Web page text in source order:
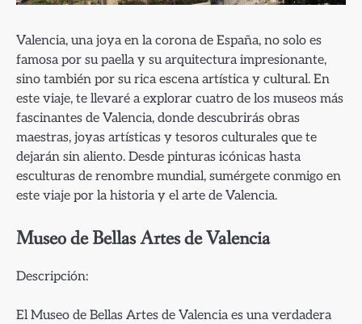
Valencia, una joya en la corona de España, no solo es
famosa por su paella y su arquitectura impresionante,
sino también por su rica escena artística y cultural. En
este viaje, te llevaré a explorar cuatro de los museos más
fascinantes de Valencia, donde descubrirás obras
maestras, joyas artísticas y tesoros culturales que te
dejarán sin aliento. Desde pinturas icónicas hasta
esculturas de renombre mundial, sumérgete conmigo en
este viaje por la historia y el arte de Valencia.
Museo de Bellas Artes de Valencia
Descripción:
El Museo de Bellas Artes de Valencia es una verdadera